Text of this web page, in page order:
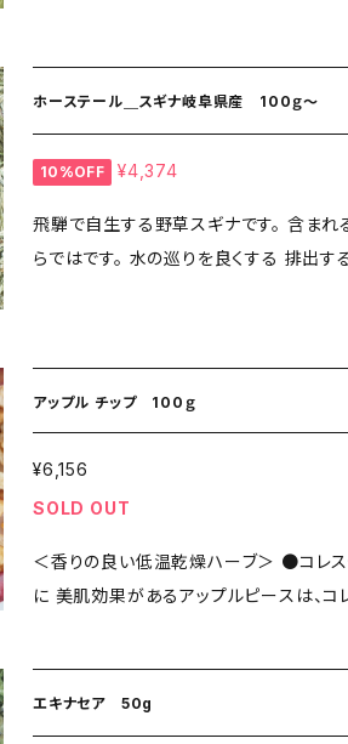
の作用が発揮されないのでご注意下さい。 緑茶のような印象で飲みや
ucre-medicinalherbs.com/items/32189426 ＿＿＿＿
血糖値の安定をサポートし、腸内環境を
分解を阻害し、 大腸で酪酸や酢酸など
ホーステール＿スギナ岐阜県産 100ｇ～
10%OFF ¥4,374
飛騨で自生する野草スギナです。 含ま
らではです。 水の巡りを良くする 排出する ミネラルを補う はりを高め
アップル チップ 100ｇ
¥6,156
SOLD OUT
＜香りの良い低温乾燥ハーブ＞ ●コレ
に 美肌効果があるアップルピースは、コレステロール・生活習慣病な
け込んでも美味しく、ケーキやパン、クッ
燥のアップルをお使いください。できあがり
エキナセア 50g